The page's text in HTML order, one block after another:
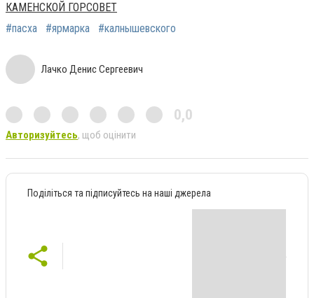
КАМЕНСКОЙ ГОРСОВЕТ
#пасха
#ярмарка #калнышевского
Лачко Денис Сергеевич
0,0
Авторизуйтесь, щоб оцінити
Поділіться та підписуйтесь на наші джерела